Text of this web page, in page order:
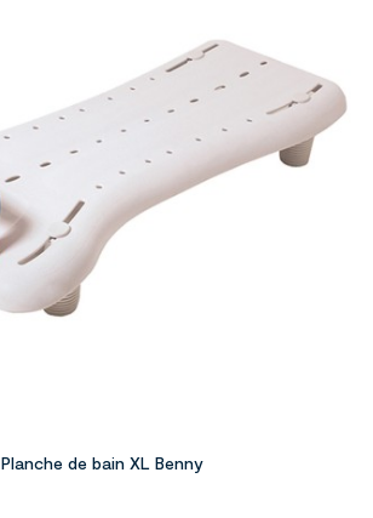
Planche de bain XL Benny